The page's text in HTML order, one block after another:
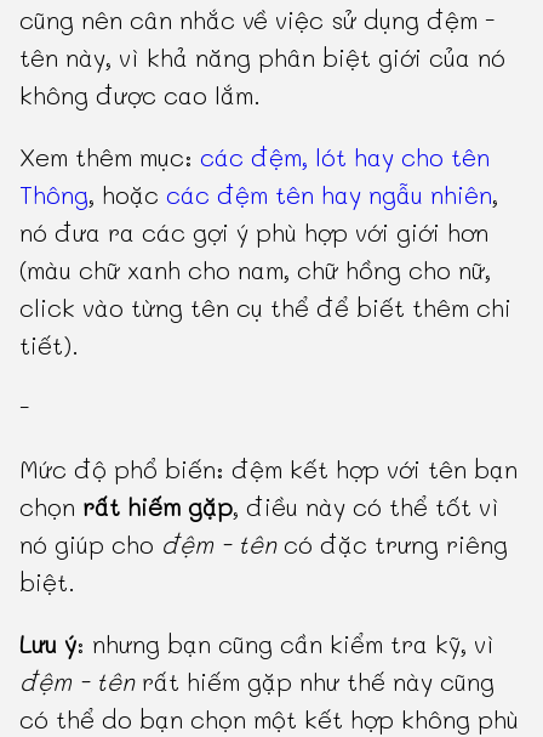
cũng nên cân nhắc về việc sử dụng đệm -
tên này, vì khả năng phân biệt giới của nó
không được cao lắm.
Xem thêm mục: các đệm, lót hay cho tên
Thông, hoặc các đệm tên hay ngẫu nhiên,
nó đưa ra các gợi ý phù hợp với giới hơn
(màu chữ xanh cho nam, chữ hồng cho nữ,
click vào từng tên cụ thể để biết thêm chi
tiết).
-
Mức độ phổ biến: đệm kết hợp với tên bạn
chọn rất hiếm gặp, điều này có thể tốt vì
nó giúp cho đệm - têncó đặc trưng riêng
biệt.
Lưu ý: nhưng bạn cũng cần kiểm tra kỹ, vì
đệm - tênrất hiếm gặp như thế này cũng
có thể do bạn chọn một kết hợp không phù